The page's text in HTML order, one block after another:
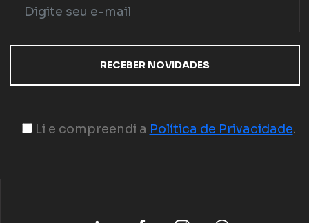
Li e compreendi a Política de Privacidade.